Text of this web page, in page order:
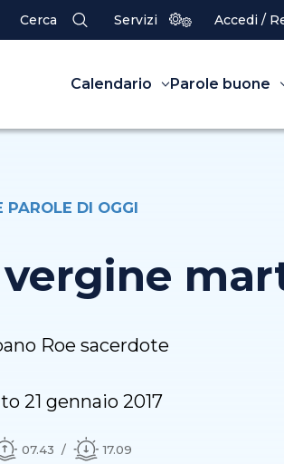
Cerca Servizi Accedi /
Calendario Parole buone
PAROLE DI OGGI
vergine
Roe sacerdote
21 gennaio 2017
07.43 17.09